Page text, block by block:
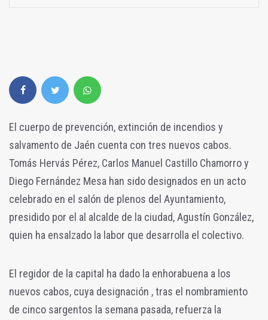
El cuerpo de prevención, extinción de incendios y
salvamento de Jaén cuenta con tres nuevos cabos.
Tomás Hervás Pérez, Carlos Manuel Castillo Chamorro y
Diego Fernández Mesa han sido designados en un acto
celebrado en el salón de plenos del Ayuntamiento,
presidido por el al alcalde de la ciudad, Agustín González,
quien ha ensalzado la labor que desarrolla el colectivo.
El regidor de la capital ha dado la enhorabuena a los
nuevos cabos, cuya designación , tras el nombramiento
de cinco sargentos la semana pasada, refuerza la